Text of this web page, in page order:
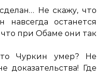
Не скажу, что
останется
при Обаме они так
Чуркин умер? Не
Где